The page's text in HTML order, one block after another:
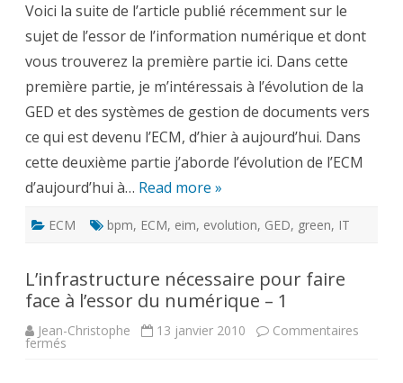
faire
face
à
l’essor
du
numérique
–
2
Voici la suite de l’article publié récemment sur le
sujet de l’essor de l’information numérique et dont
vous trouverez la première partie ici. Dans cette
première partie, je m’intéressais à l’évolution de la
GED et des systèmes de gestion de documents vers
ce qui est devenu l’ECM, d’hier à aujourd’hui. Dans
cette deuxième partie j’aborde l’évolution de l’ECM
d’aujourd’hui à… Read more »
ECM bpm, ECM, eim, evolution, GED, green, IT
L’infrastructure nécessaire pour faire
face à l’essor du numérique – 1
Jean-Christophe 13 janvier 2010 Commentaires
fermés